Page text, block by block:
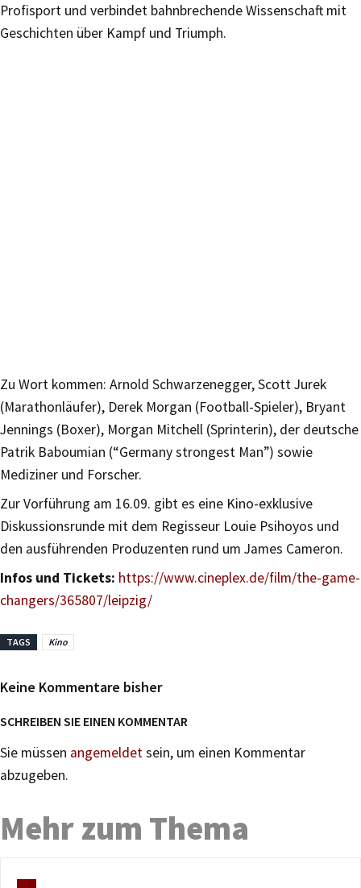
Profisport und verbindet bahnbrechende Wissenschaft mit
Geschichten über Kampf und Triumph.
Zu Wort kommen: Arnold Schwarzenegger, Scott Jurek
(Marathonläufer), Derek Morgan (Football-Spieler), Bryant
Jennings (Boxer), Morgan Mitchell (Sprinterin), der deutsche
Patrik Baboumian (“Germany strongest Man”) sowie
Mediziner und Forscher.
Zur Vorführung am 16.09. gibt es eine Kino-exklusive
Diskussionsrunde mit dem Regisseur Louie Psihoyos und
den ausführenden Produzenten rund um James Cameron.
Infos und Tickets: https://www.cineplex.de/film/the-game-
changers/365807/leipzig/
TAGS Kino
Keine Kommentare bisher
SCHREIBEN SIE EINEN KOMMENTAR
Sie müssen angemeldetsein, um einen Kommentar
abzugeben.
Mehr zum Thema